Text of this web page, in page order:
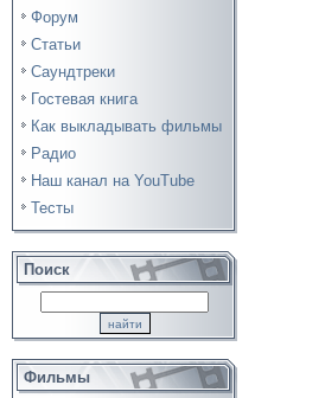
Форум
Статьи
Саундтреки
Гостевая книга
Как выкладывать фильмы
Радио
Наш канал на YouTube
Тесты
Поиск
Фильмы